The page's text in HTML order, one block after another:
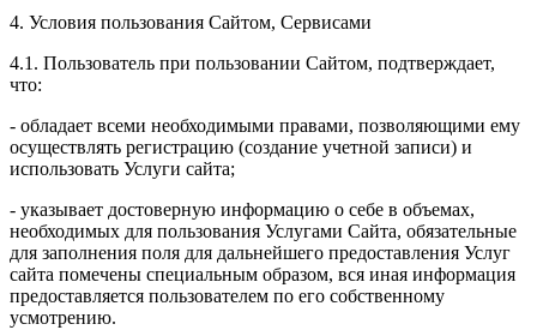
4. Условия пользования Сайтом, Сервисами
4.1. Пользователь при пользовании Сайтом, подтверждает,
что:
- обладает всеми необходимыми правами, позволяющими ему
осуществлять регистрацию (создание учетной записи) и
использовать Услуги сайта;
- указывает достоверную информацию о себе в объемах,
необходимых для пользования Услугами Сайта, обязательные
для заполнения поля для дальнейшего предоставления Услуг
сайта помечены специальным образом, вся иная информация
предоставляется пользователем по его собственному
усмотрению.